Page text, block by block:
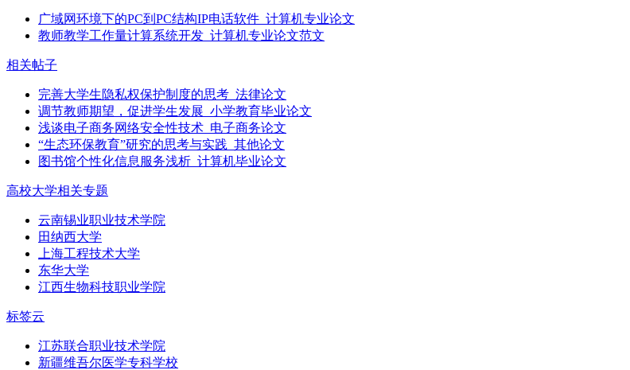
广域网环境下的PC到PC结构IP电话软件_计算机专业论文
教师教学工作量计算系统开发_计算机专业论文范文
相关帖子
完善大学生隐私权保护制度的思考_法律论文
调节教师期望，促进学生发展_小学教育毕业论文
浅谈电子商务网络安全性技术_电子商务论文
“生态环保教育”研究的思考与实践_其他论文
图书馆个性化信息服务浅析_计算机毕业论文
高校大学相关专题
云南锡业职业技术学院
田纳西大学
上海工程技术大学
东华大学
江西生物科技职业学院
标签云
江苏联合职业技术学院
新疆维吾尔医学专科学校